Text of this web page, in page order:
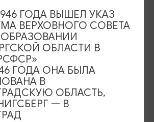
Лютеранской церкви
19:00
лютеранская церковь
ГОДА ВЫШЕЛ УКАЗ
ВЕРХОВНОГО СОВЕТА
ОБЛАСТИ В
ГОДА ОНА БЫЛА
В
ОБЛАСТЬ,
— В